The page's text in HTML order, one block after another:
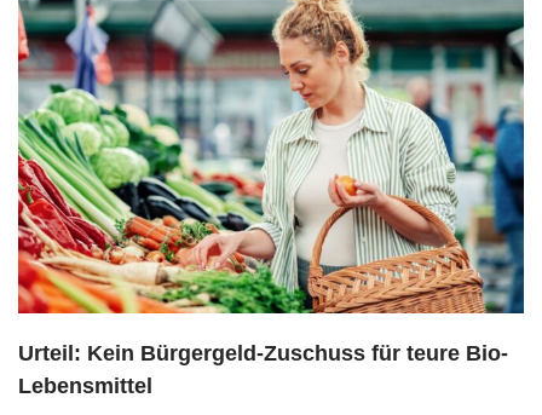
Urteil: Kein Bürgergeld-Zuschuss für teure Bio-
Lebensmittel